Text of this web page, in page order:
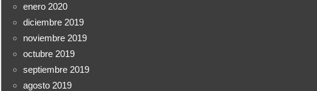
enero 2020
diciembre 2019
noviembre 2019
octubre 2019
septiembre 2019
agosto 2019